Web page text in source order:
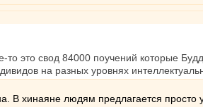
то это свод 84000 поучений которые
на разных уровнях
В хинаяне людям предлагается просто